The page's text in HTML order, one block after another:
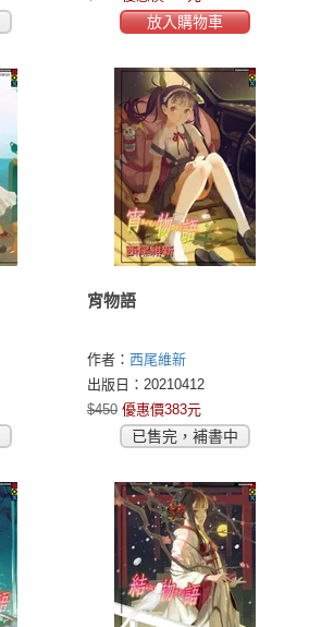
放入購物車
宵物語
作者： 西尾維新
出版日：20210412
$450 優惠價383元
已售完，補書中